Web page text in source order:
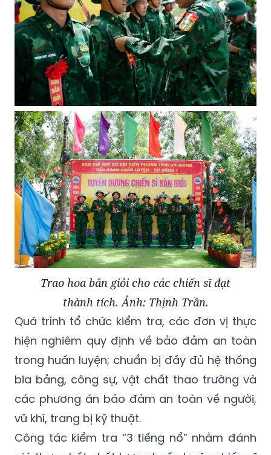
Trao hoa bắn giỏi cho các chiến sĩ đạt
thành tích. Ảnh: Thịnh Trần.
Quá trình tổ chức kiểm tra, các đơn vị thực
hiện nghiêm quy định về bảo đảm an toàn
trong huấn luyện; chuẩn bị đầy đủ hệ thống
bia bảng, công sự, vật chất thao trường và
các phương án bảo đảm an toàn về người,
vũ khí, trang bị kỹ thuật.
Công tác kiểm tra “3 tiếng nổ” nhằm đánh